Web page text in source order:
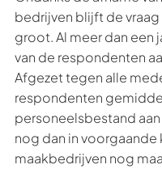
bedrijven blijft de
groot. Al meer dan een
van de respondenten
Afgezet tegen alle
respondenten
personeelsbestand
nog dan in voorgaande
maakbedrijven nog